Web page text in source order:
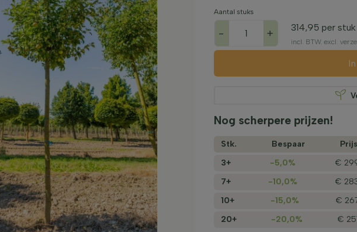
Aantal stuks
- + 314,95 per stuk
incl. BTW. excl.
Nog scherpere prijzen!
Stk. Bespaar
3+
-5,0%
€
7+
-10,0%
€
10+
-15,0%
€
20+
-20,0% €